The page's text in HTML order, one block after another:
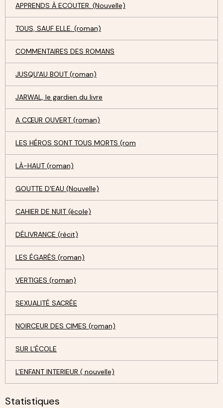
APPRENDS À ECOUTER. (Nouvelle)
TOUS, SAUF ELLE. (roman)
COMMENTAIRES DES ROMANS
JUSQU'AU BOUT (roman)
JARWAL, le gardien du livre
A CŒUR OUVERT (roman)
LES HÉROS SONT TOUS MORTS (rom
LÀ-HAUT (roman)
GOUTTE D'EAU (Nouvelle)
CAHIER DE NUIT (école)
DÉLIVRANCE (récit)
LES ÉGARÉS (roman)
VERTIGES (roman)
SEXUALITÉ SACRÉE
NOIRCEUR DES CIMES (roman)
SUR L'ÉCOLE
L'ENFANT INTERIEUR ( nouvelle)
Statistiques